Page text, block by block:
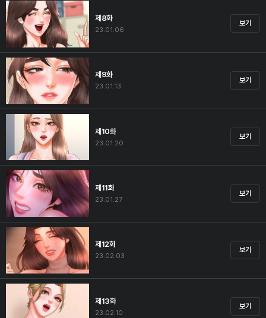
제8화
23.01.06
보기
제9화
23.01.13
보기
제10화
23.01.20
보기
제11화
23.01.27
보기
제12화
23.02.03
보기
제13화
23.02.10
보기